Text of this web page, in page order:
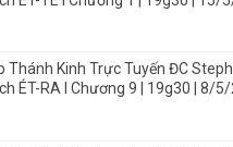
Thánh Kinh Trực Tuyến ĐC
ÉT-RA I Chương 9 | 19g30 | 8/